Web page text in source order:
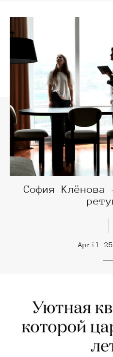
София Клёнова
April